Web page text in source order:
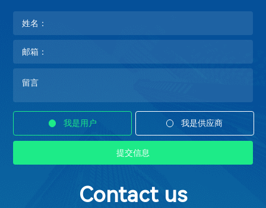
我是用户 我是供应商
Contact us